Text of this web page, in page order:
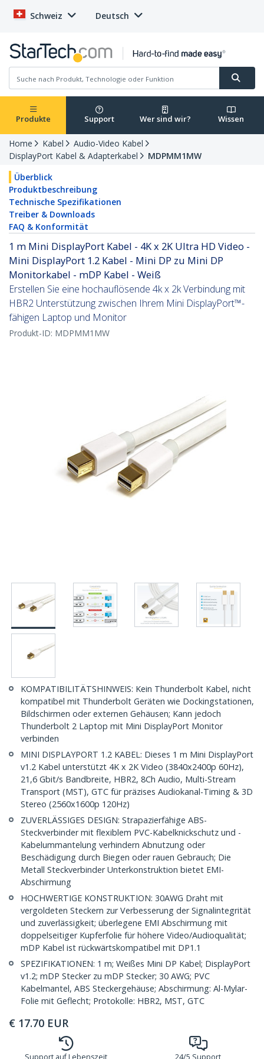
Schweiz Deutsch
Produkte Support Wer sind wir? Wissen
Home Kabel
Audio-Video Kabel
DisplayPort Kabel & Adapterkabel
MDPMM1MW
Überblick
Produktbeschreibung
Technische Spezifikationen
Treiber & Downloads
FAQ & Konformität
1 m Mini DisplayPort Kabel - 4K x 2K Ultra HD Video -
Mini DisplayPort 1.2 Kabel - Mini DP zu Mini DP
Monitorkabel - mDP Kabel - Weiß
Erstellen Sie eine hochauflösende 4k x 2k Verbindung mit
HBR2 Unterstützung zwischen Ihrem Mini DisplayPort™-
fähigen Laptop und Monitor
Produkt-ID: MDPMM1MW
KOMPATIBILITÄTSHINWEIS: Kein Thunderbolt Kabel, nicht
kompatibel mit Thunderbolt Geräten wie Dockingstationen,
Bildschirmen oder externen Gehäusen; Kann jedoch
Thunderbolt 2 Laptop mit Mini DisplayPort Monitor
verbinden
MINI DISPLAYPORT 1.2 KABEL: Dieses 1 m Mini DisplayPort
v1.2 Kabel unterstützt 4K x 2K Video (3840x2400p 60Hz),
21,6 Gbit/s Bandbreite, HBR2, 8Ch Audio, Multi-Stream
Transport (MST), GTC für präzises Audiokanal-Timing & 3D
Stereo (2560x1600p 120Hz)
ZUVERLÄSSIGES DESIGN: Strapazierfähige ABS-
Steckverbinder mit flexiblem PVC-Kabelknickschutz und -
Kabelummantelung verhindern Abnutzung oder
Beschädigung durch Biegen oder rauen Gebrauch; Die
Metall Steckverbinder Unterkonstruktion bietet EMI-
Abschirmung
HOCHWERTIGE KONSTRUKTION: 30AWG Draht mit
vergoldeten Steckern zur Verbesserung der Signalintegrität
und zuverlässigkeit; überlegene EMI Abschirmung mit
doppelseitiger Kupferfolie für höhere Video/Audioqualität;
mDP Kabel ist rückwärtskompatibel mit DP1.1
SPEZIFIKATIONEN: 1 m; Weißes Mini DP Kabel; DisplayPort
v1.2; mDP Stecker zu mDP Stecker; 30 AWG; PVC
Kabelmantel, ABS Steckergehäuse; Abschirmung: Al-Mylar-
Folie mit Geflecht; Protokolle: HBR2, MST, GTC
€ 17.70 EUR
Support auf Lebenszeit 24/5 Support